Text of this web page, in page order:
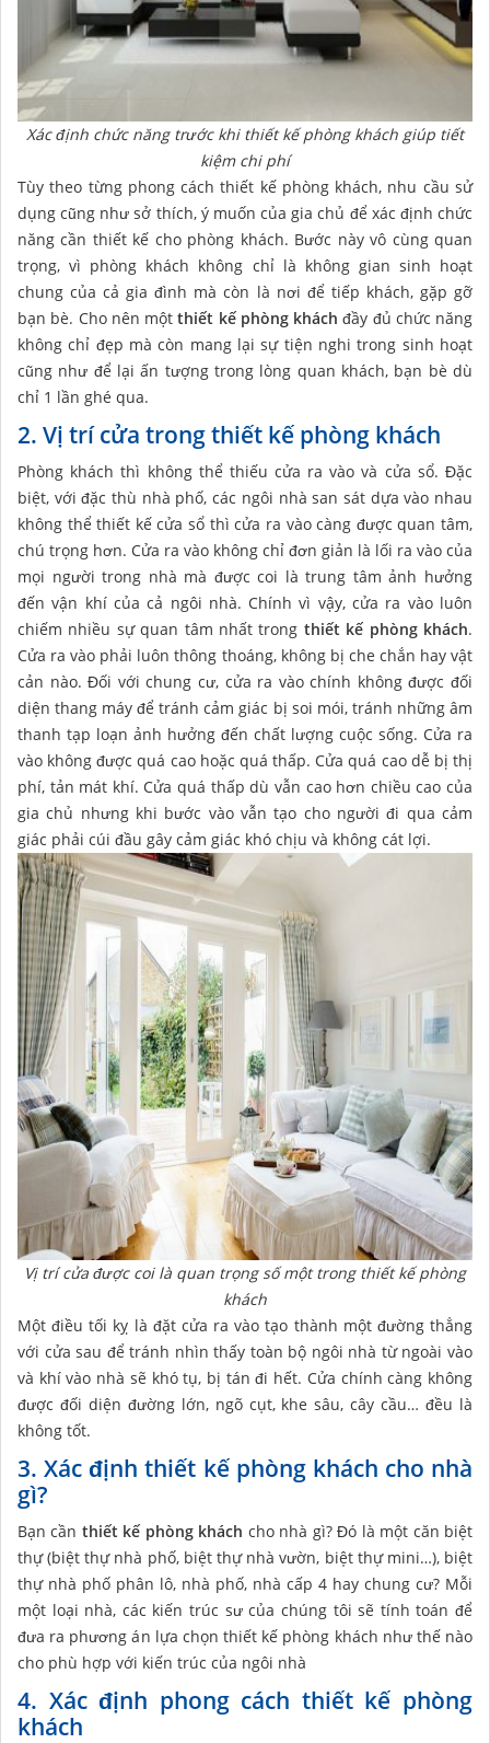
Xác định chức năng trước khi thiết kế phòng khách giúp tiết
kiệm chi phí
Tùy theo từng phong cách thiết kế phòng khách, nhu cầu sử
dụng cũng như sở thích, ý muốn của gia chủ để xác định chức
năng cần thiết kế cho phòng khách. Bước này vô cùng quan
trọng, vì phòng khách không chỉ là không gian sinh hoạt
chung của cả gia đình mà còn là nơi để tiếp khách, gặp gỡ
bạn bè. Cho nên mộtthiết kế phòng khách đầy đủ chức năng
không chỉ đẹp mà còn mang lại sự tiện nghi trong sinh hoạt
cũng như để lại ấn tượng trong lòng quan khách, bạn bè dù
chỉ 1 lần ghé qua.
2. Vị trí cửa trong thiết kế phòng khách
Phòng khách thì không thể thiếu cửa ra vào và cửa sổ. Đặc
biệt, với đặc thù nhà phố, các ngôi nhà san sát dựa vào nhau
không thể thiết kế cửa sổ thì cửa ra vào càng được quan tâm,
chú trọng hơn. Cửa ra vào không chỉ đơn giản là lối ra vào của
mọi người trong nhà mà được coi là trung tâm ảnh hưởng
đến vận khí của cả ngôi nhà. Chính vì vậy, cửa ra vào luôn
chiếm nhiều sự quan tâm nhất trong thiết kế phòng khách.
Cửa ra vào phải luôn thông thoáng, không bị che chắn hay vật
cản nào. Đối với chung cư, cửa ra vào chính không được đối
diện thang máy để tránh cảm giác bị soi mói, tránh những âm
thanh tạp loạn ảnh hưởng đến chất lượng cuộc sống. Cửa ra
vào không được quá cao hoặc quá thấp. Cửa quá cao dễ bị thị
phí, tản mát khí. Cửa quá thấp dù vẫn cao hơn chiều cao của
gia chủ nhưng khi bước vào vẫn tạo cho người đi qua cảm
giác phải cúi đầu gây cảm giác khó chịu và không cát lợi.
Vị trí cửa được coi là quan trọng số một trong thiết kế phòng
khách
Một điều tối kỵ là đặt cửa ra vào tạo thành một đường thẳng
với cửa sau để tránh nhìn thấy toàn bộ ngôi nhà từ ngoài vào
và khí vào nhà sẽ khó tụ, bị tán đi hết. Cửa chính càng không
được đối diện đường lớn, ngõ cụt, khe sâu, cây cầu… đều là
không tốt.
3. Xác định thiết kế phòng khách cho nhà
gì?
Bạn cần thiết kế phòng khách cho nhà gì? Đó là một căn biệt
thự (biệt thự nhà phố, biệt thự nhà vườn, biệt thự mini…), biệt
thự nhà phố phân lô, nhà phố, nhà cấp 4 hay chung cư? Mỗi
một loại nhà, các kiến trúc sư của chúng tôi sẽ tính toán để
đưa ra phương án lựa chọn thiết kế phòng khách như thế nào
cho phù hợp với kiến trúc của ngôi nhà
4. Xác định phong cách thiết kế phòng
khách